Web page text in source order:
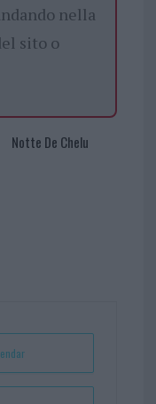
nella
sito o
Notte De Chelu